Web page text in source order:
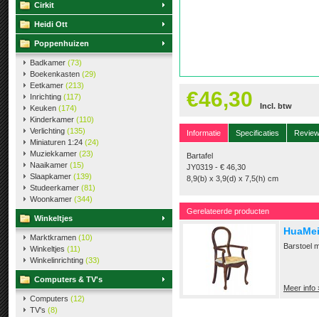
Cirkit
Heidi Ott
Poppenhuizen
Badkamer (73)
Boekenkasten (29)
Eetkamer (213)
Inrichting (117)
Keuken (174)
Kinderkamer (110)
Verlichting (135)
Miniaturen 1:24 (24)
Muziekkamer (23)
Naaikamer (15)
Slaapkamer (139)
Studeerkamer (81)
Woonkamer (344)
Winkeltjes
Marktkramen (10)
Winkeltjes (11)
Winkelinrichting (33)
Computers & TV's
Computers (12)
TV's (8)
€46,30 Incl. btw
Informatie Specificaties
Bartafel
JY0319 - € 46,30
8,9(b) x 3,9(d) x 7,5(h) cm
Gerelateerde producten
Barstoel
Meer info